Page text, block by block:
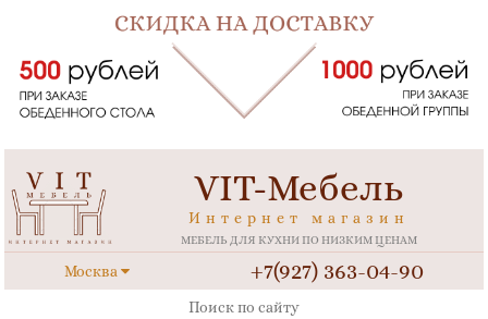
VIT-Мебель
Интернет магазин
МЕБЕЛЬ ДЛЯ КУХНИ ПО НИЗКИМ ЦЕНАМ
Москва +7(927) 363-04-90